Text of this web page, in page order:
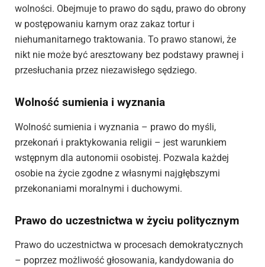
wolności. Obejmuje to prawo do sądu, prawo do obrony
w postępowaniu karnym oraz zakaz tortur i
niehumanitarnego traktowania. To prawo stanowi, że
nikt nie może być aresztowany bez podstawy prawnej i
przesłuchania przez niezawisłego sędziego.
Wolność sumienia i wyznania
Wolność sumienia i wyznania – prawo do myśli,
przekonań i praktykowania religii – jest warunkiem
wstępnym dla autonomii osobistej. Pozwala każdej
osobie na życie zgodne z własnymi najgłębszymi
przekonaniami moralnymi i duchowymi.
Prawo do uczestnictwa w życiu politycznym
Prawo do uczestnictwa w procesach demokratycznych
– poprzez możliwość głosowania, kandydowania do